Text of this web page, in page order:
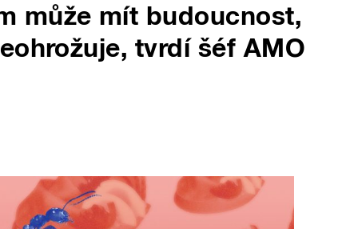
může mít budoucnost,
tvrdí šéf AMO